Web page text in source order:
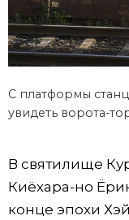
С платформы
увидеть ворота-
В святилище
Киёхара-но
конце эпохи